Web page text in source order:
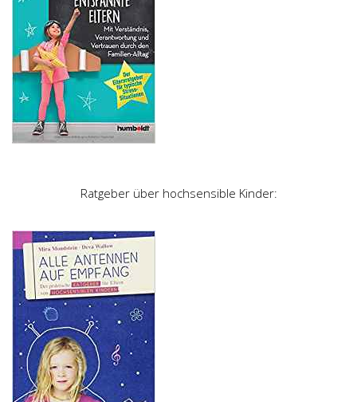
Ratgeber über hochsensible Kinder: